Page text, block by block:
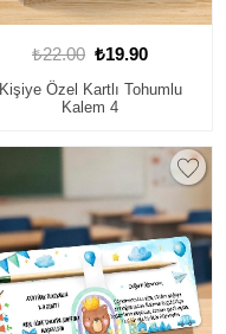
₺22.00 ₺19.90
Kişiye Özel Kartlı Tohumlu
Kalem 4